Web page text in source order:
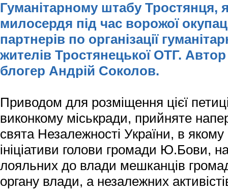
Гуманітарному штабу Тростянця,
милосердя під час ворожої
партнерів по організації
жителів Тростянецької ОТГ. Автор
блогер Андрій Соколов.
Приводом для розміщення цієї
виконкому міськради, прийняте
свята Незалежності України, в
ініціативи голови громади Ю.Бови,
лояльних до влади мешканців
органу влади, а незалежних